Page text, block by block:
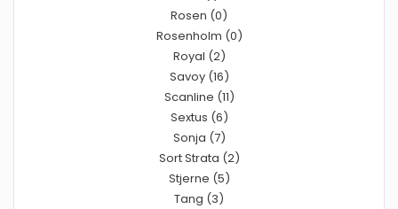
Rosen (0)
Rosenholm (0)
Royal (2)
Savoy (16)
Scanline (11)
Sextus (6)
Sonja (7)
Sort Strata (2)
Stjerne (5)
Tang (3)